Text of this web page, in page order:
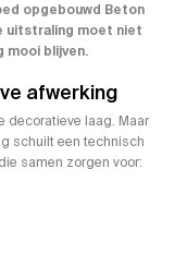
opgebouwd Beton
uitstraling moet niet
mooi blijven.
afwerking
decoratieve laag. Maar
schuilt een technisch
samen zorgen voor: